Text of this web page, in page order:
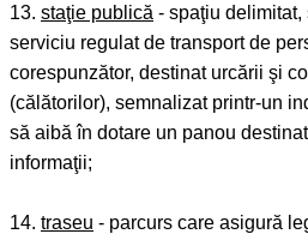
13. staţie publică - spaţiu delimitat,
serviciu regulat de transport de
corespunzător, destinat urcării şi
(călătorilor), semnalizat printr-un
să aibă în dotare un panou
informaţii;
14. traseu - parcurs care asigură